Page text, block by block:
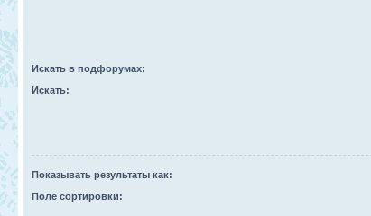
Искать в подфорумах:
Искать:
Показывать результаты как:
Поле сортировки: